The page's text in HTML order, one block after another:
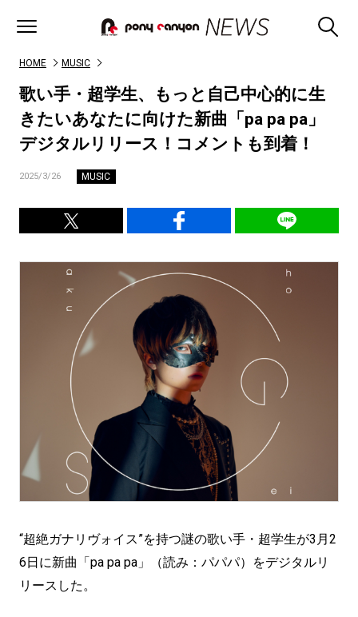
HOME MUSIC
歌い手・超学生、もっと自己中心的に生
きたいあなたに向けた新曲「pa pa pa」
デジタルリリース！コメントも到着！
2025/3/26 MUSIC
“超絶ガナリヴォイス”を持つ謎の歌い手・超学生が3月2
6日に新曲「pa pa pa」（読み：パパパ）をデジタルリ
リースした。